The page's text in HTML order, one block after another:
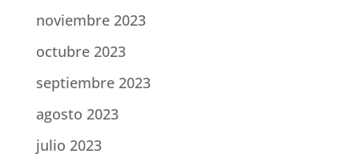
noviembre 2023
octubre 2023
septiembre 2023
agosto 2023
julio 2023